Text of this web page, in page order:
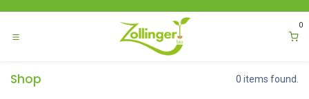
0
Shop 0 items found.